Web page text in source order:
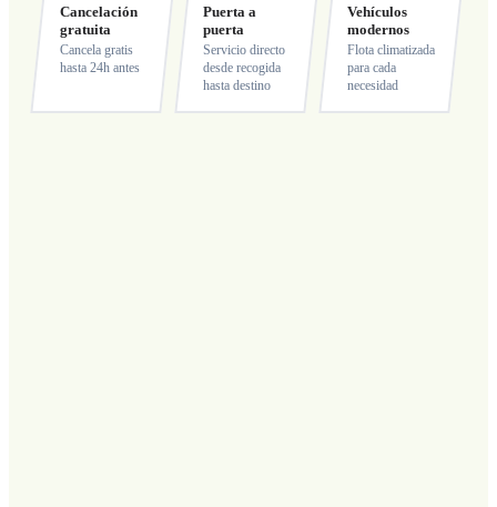
Cancelación
gratuita
Cancela gratis
hasta 24h antes
Puerta a
puerta
Servicio directo
desde recogida
hasta destino
Vehículos
modernos
Flota climatizada
para cada
necesidad